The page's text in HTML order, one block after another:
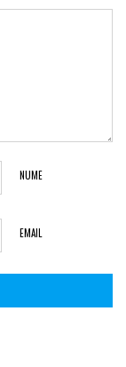
NUME
EMAIL